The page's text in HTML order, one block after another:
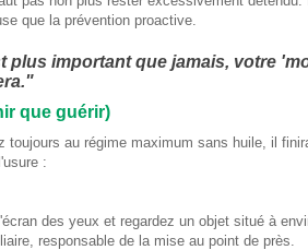
que la prévention proactive.
plus important que jamais, votre
que guérir)
au régime maximum sans huile, il
:
des yeux et regardez un objet situé à
responsable de la mise au point de près.